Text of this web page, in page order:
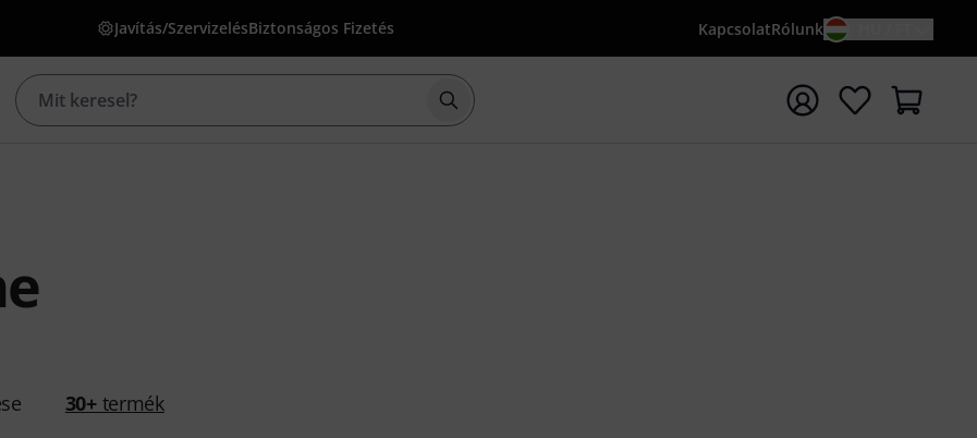
Javítás/SzervizelésBiztonságos Fizetés KapcsolatRólunk
Keresés indítása {searchTerm} keresőszóval
30+termék